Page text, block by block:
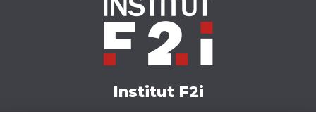
Institut F2i